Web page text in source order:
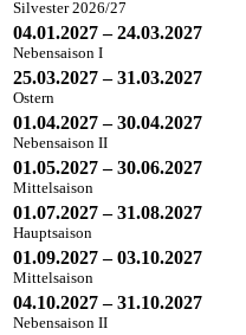
Silvester 2026/27
04.01.2027 – 24.03.2027
Nebensaison I
25.03.2027 – 31.03.2027
Ostern
01.04.2027 – 30.04.2027
Nebensaison II
01.05.2027 – 30.06.2027
Mittelsaison
01.07.2027 – 31.08.2027
Hauptsaison
01.09.2027 – 03.10.2027
Mittelsaison
04.10.2027 – 31.10.2027
Nebensaison II